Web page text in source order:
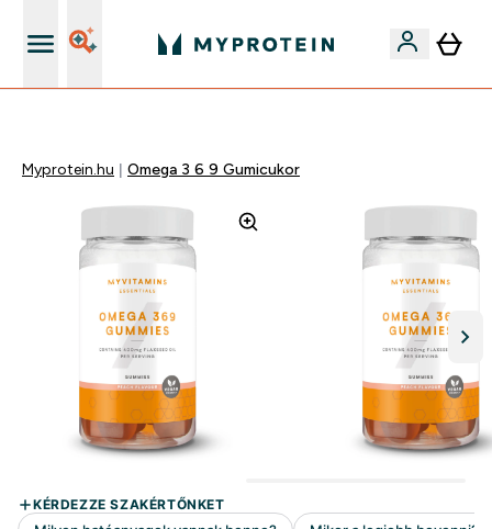
Myprotein.hu Omega 3 6 9 Gumicukor